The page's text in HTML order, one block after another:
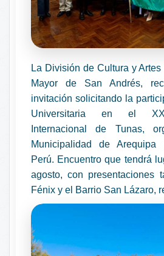
La División de Cultura y
Mayor de San Andrés,
invitación solicitando la
Universitaria en el
Internacional de Tunas,
Municipalidad de
Perú. Encuentro que tendrá
agosto, con presentaciones
Fénix y el Barrio San Lázaro,